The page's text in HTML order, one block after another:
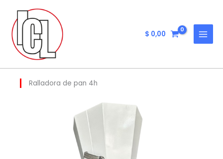
contenido
$ 0,00
Ralladora de pan 4h